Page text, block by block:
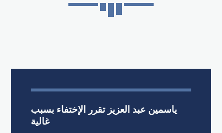
Search in the website:
ياسمين عبد العزيز تقرر الإختفاء بسبب
غالية